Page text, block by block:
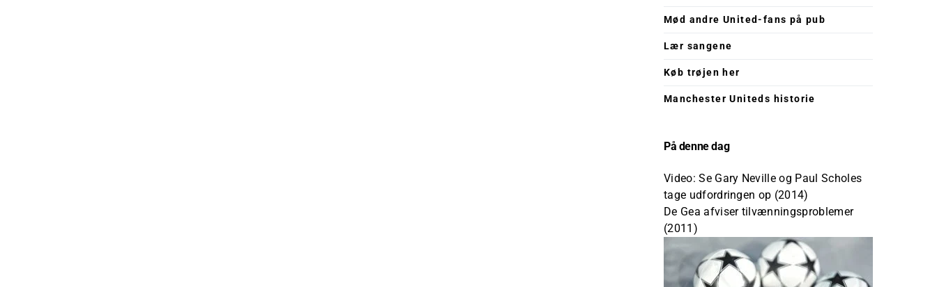
Mød andre United-fans på pub
Lær sangene
Køb trøjen her
Manchester Uniteds historie
På denne dag
Video: Se Gary Neville og Paul Scholes
tage udfordringen op (2014)
De Gea afviser tilvænningsproblemer
(2011)